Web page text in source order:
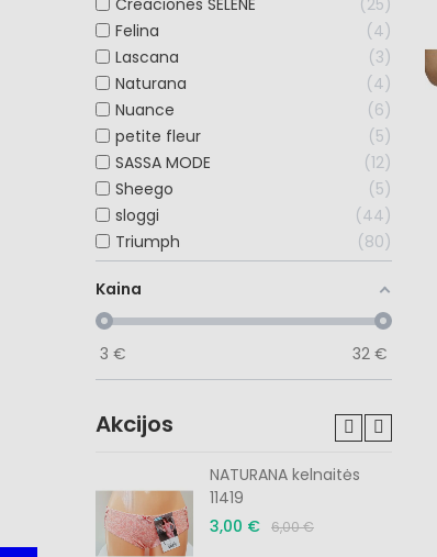
Creaciones SELENE
25
Felina
4
Lascana
3
Naturana
4
Nuance
6
petite fleur
5
SASSA MODE
12
Sheego
5
sloggi
44
Triumph
80
Kaina
3 € 32 €
Akcijos
NATURANA kelnaitės
11419
3,00 € 6,00 €